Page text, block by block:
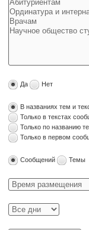
Да Нет
В названиях тем и
Только в текстах
Только по названию
Только в первом
Сообщений Темы